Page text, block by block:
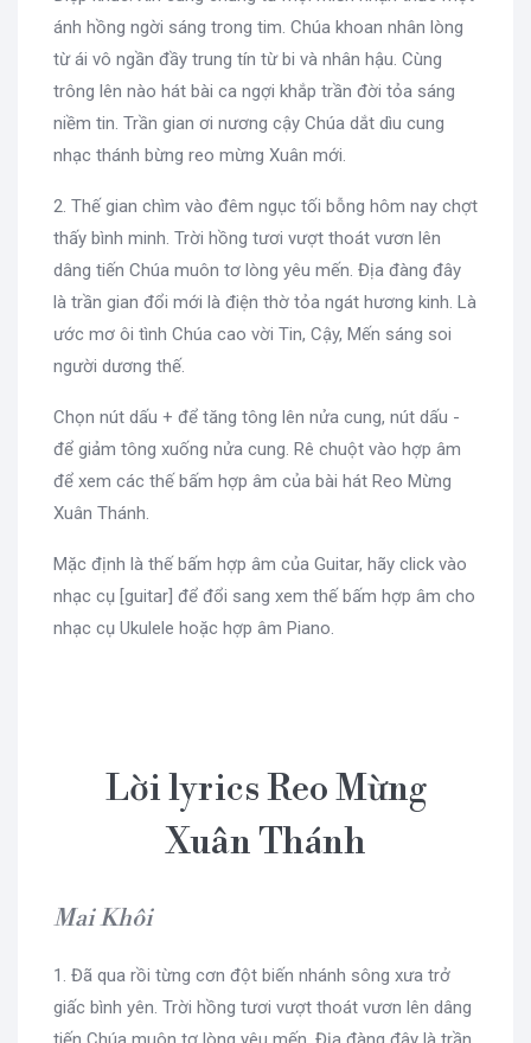
ánh hồng ngời sáng trong tim. Chúa khoan nhân lòng
từ ái vô ngần đầy trung tín từ bi và nhân hậu. Cùng
trông lên nào hát bài ca ngợi khắp trần đời tỏa sáng
niềm tin. Trần gian ơi nương cậy Chúa dắt dìu cung
nhạc thánh bừng reo mừng Xuân mới.
2. Thế gian chìm vào đêm ngục tối bỗng hôm nay chợt
thấy bình minh. Trời hồng tươi vượt thoát vươn lên
dâng tiến Chúa muôn tơ lòng yêu mến. Địa đàng đây
là trần gian đổi mới là điện thờ tỏa ngát hương kinh. Là
ước mơ ôi tình Chúa cao vời Tin, Cậy, Mến sáng soi
người dương thế.
Chọn nút dấu + để tăng tông lên nửa cung, nút dấu -
để giảm tông xuống nửa cung. Rê chuột vào hợp âm
để xem các thế bấm hợp âm của bài hát Reo Mừng
Xuân Thánh.
Mặc định là thế bấm hợp âm của Guitar, hãy click vào
nhạc cụ [guitar] để đổi sang xem thế bấm hợp âm cho
nhạc cụ Ukulele hoặc hợp âm Piano.
Lời lyrics Reo Mừng
Xuân Thánh
Mai Khôi
1. Đã qua rồi từng cơn đột biến nhánh sông xưa trở
giấc bình yên. Trời hồng tươi vượt thoát vươn lên dâng